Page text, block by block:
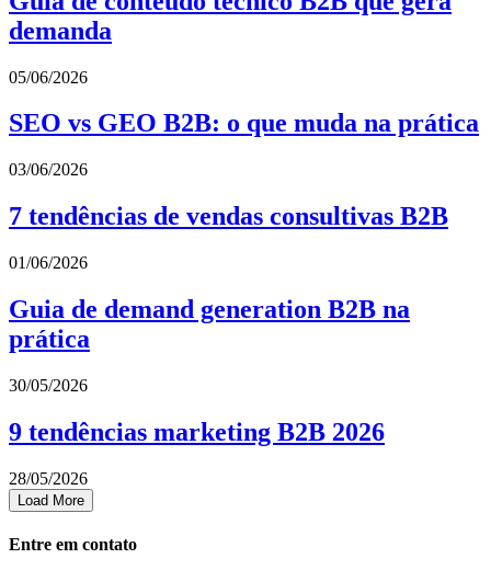
demanda
05/06/2026
SEO vs GEO B2B: o que muda na prática
03/06/2026
7 tendências de vendas consultivas B2B
01/06/2026
Guia de demand generation B2B na
prática
30/05/2026
9 tendências marketing B2B 2026
28/05/2026
Load More
Entre em contato